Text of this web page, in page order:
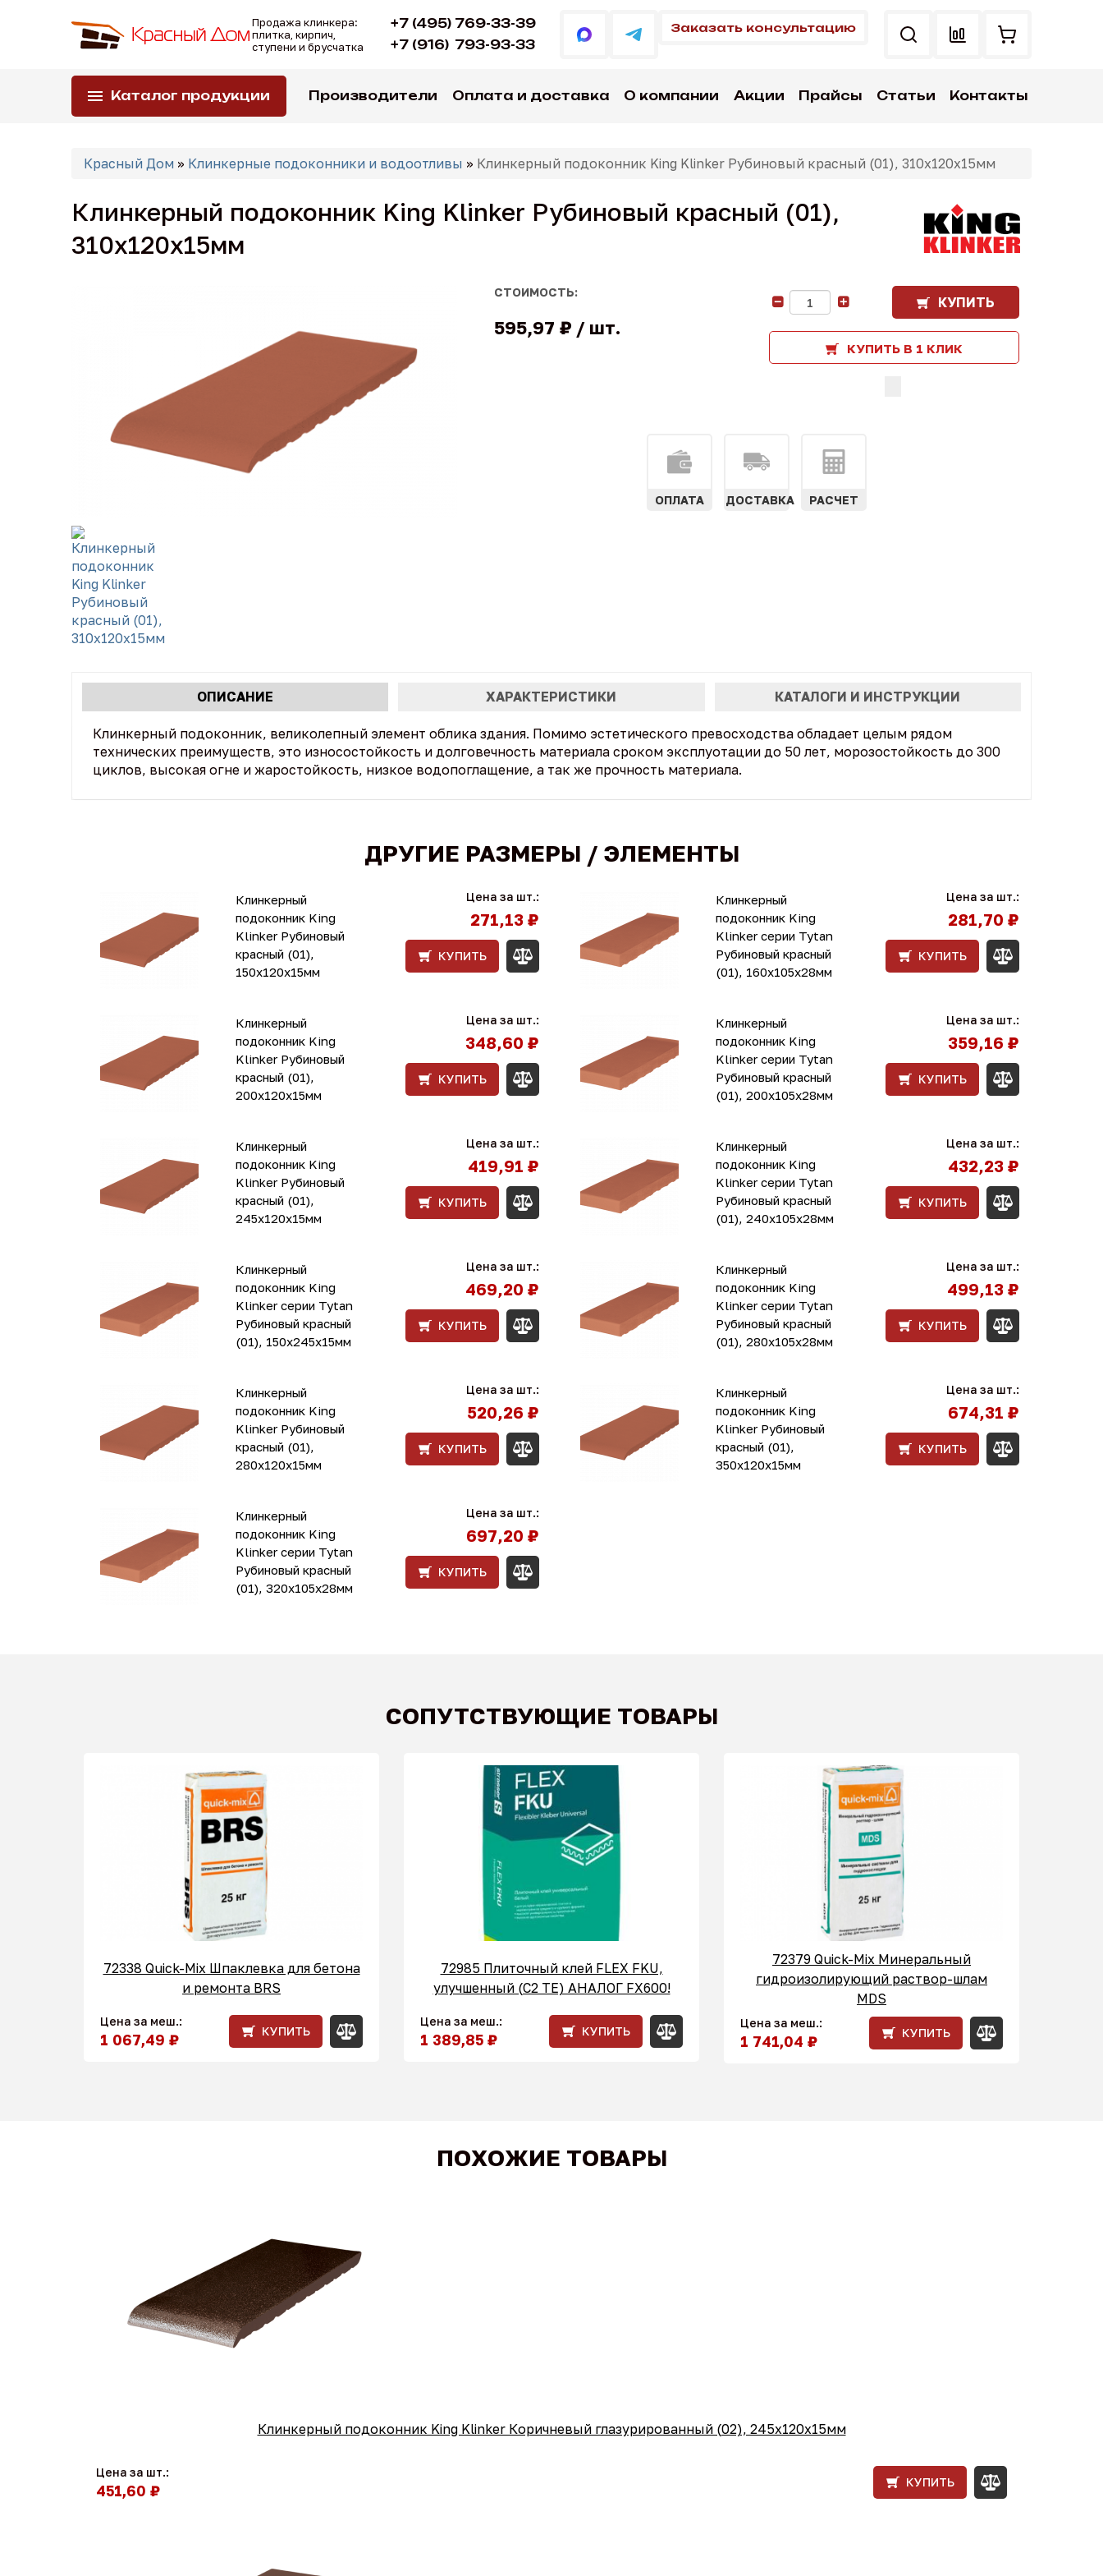
Продажа клинкера:
плитка, кирпич,
ступени и брусчатка
+7 (495) 769-33-39
+7 (916) 793-93-33
Заказать консультацию
Каталог продукции Производители Оплата и доставка О компании Акции Прайсы Статьи Контакты
Вы
Красный Дом » Клинкерные подоконники и водоотливы » Клинкерный подоконник King Klinker Рубиновый красный (01), 310х120х15мм
Клинкерный подоконник King Klinker Рубиновый красный (01),
310х120х15мм
СТОИМОСТЬ:
595,97 ₽ шт.
КУПИТЬ
КУПИТЬ В 1 КЛИК
ОПЛАТА ДОСТАВКА РАСЧЕТ
Характеристики
табы
ОПИСАНИЕ ХАРАКТЕРИСТИКИ КАТАЛОГИ И ИНСТРУКЦИИ
Клинкерный подоконник, великолепный элемент облика здания. Помимо эстетического превосходства обладает целым рядом
технических преимуществ, это износостойкость и долговечность материала сроком эксплуотации до 50 лет, морозостойкость до 300
циклов, высокая огне и жаростойкость, низкое водопоглащение, а так же прочность материала.
ДРУГИЕ РАЗМЕРЫ / ЭЛЕМЕНТЫ
Клинкерный
подоконник King
Klinker Рубиновый
красный (01),
150х120х15мм
Цена за шт.:
271,13 ₽
КУПИТЬ
Клинкерный
подоконник King
Klinker серии Tytan
Рубиновый красный
(01), 160х105х28мм
Цена за шт.:
281,70 ₽
КУПИТЬ
Клинкерный
подоконник King
Klinker Рубиновый
красный (01),
200х120х15мм
Цена за шт.:
348,60 ₽
КУПИТЬ
Клинкерный
подоконник King
Klinker серии Tytan
Рубиновый красный
(01), 200х105х28мм
Цена за шт.:
359,16 ₽
КУПИТЬ
Клинкерный
подоконник King
Klinker Рубиновый
красный (01),
245х120х15мм
Цена за шт.:
419,91 ₽
КУПИТЬ
Клинкерный
подоконник King
Klinker серии Tytan
Рубиновый красный
(01), 240х105х28мм
Цена за шт.:
432,23 ₽
КУПИТЬ
Клинкерный
подоконник King
Klinker серии Tytan
Рубиновый красный
(01), 150х245х15мм
Цена за шт.:
469,20 ₽
КУПИТЬ
Клинкерный
подоконник King
Klinker серии Tytan
Рубиновый красный
(01), 280х105х28мм
Цена за шт.:
499,13 ₽
КУПИТЬ
Клинкерный
подоконник King
Klinker Рубиновый
красный (01),
280х120х15мм
Цена за шт.:
520,26 ₽
КУПИТЬ
Клинкерный
подоконник King
Klinker Рубиновый
красный (01),
350х120х15мм
Цена за шт.:
674,31 ₽
КУПИТЬ
Клинкерный
подоконник King
Klinker серии Tytan
Рубиновый красный
(01), 320х105х28мм
Цена за шт.:
697,20 ₽
КУПИТЬ
СОПУТСТВУЮЩИЕ ТОВАРЫ
72338 Quick-Mix Шпаклевка для бетона
и ремонта BRS
Цена за меш.:
1 067,49 ₽ КУПИТЬ
72985 Плиточный клей FLEX FKU,
улучшенный (С2 ТЕ) АНАЛОГ FX600!
Цена за меш.:
1 389,85 ₽ КУПИТЬ
72379 Quick-Mix Минеральный
гидроизолирующий раствор-шлам
MDS
Цена за меш.:
1 741,04 ₽ КУПИТЬ
ПОХОЖИЕ ТОВАРЫ
Клинкерный подоконник King Klinker Коричневый глазурированный (02), 245х120х15мм
Цена за шт.:
451,60 ₽ КУПИТЬ